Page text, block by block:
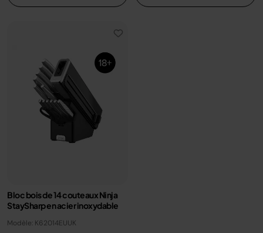
Bloc bois de 14 couteaux Ninja
StaySharp en acier inoxydable
Modèle: K62014EUUK